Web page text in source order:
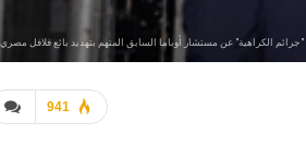
الكراهية" عن مستشار أوباما السابق المتهم بتهديد بائع فلافل مصري
941